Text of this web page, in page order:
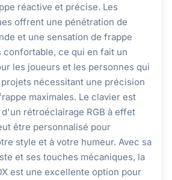
réactive et précise. Les
offrent une pénétration de
et une sensation de frappe
confortable, ce qui en fait un
les joueurs et les personnes qui
nécessitant une précision
maximales. Le clavier est
rétroéclairage RGB à effet
être personnalisé pour
style et à votre humeur. Avec sa
et ses touches mécaniques, la
est une excellente option pour